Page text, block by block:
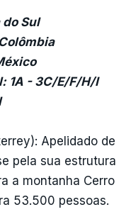
Sul
1A - 3C/E/F/H/I
Apelidado de
pela sua estrutura
a montanha Cerro
53.500 pessoas.